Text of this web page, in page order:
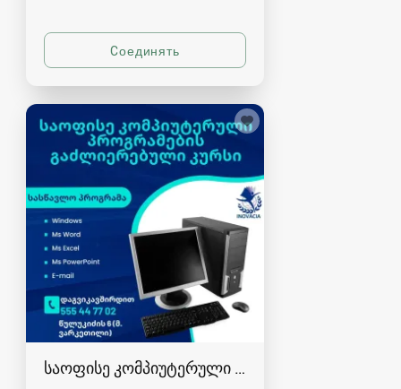
საოფისე კომპიუტერული პროგრამების კურსი